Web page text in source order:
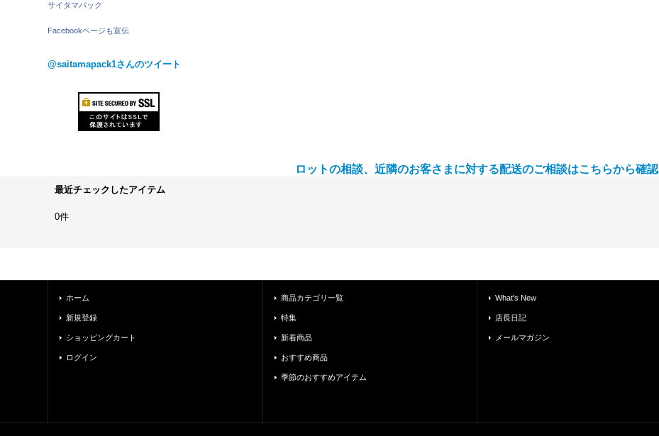
サイタマパック
Facebookページも宣伝
@saitamapack1さんのツイート
ロットの相談、近隣のお客さまに対する配送のご相談はこちらから確認
最近チェックしたアイテム
0件
ホーム
新規登録
ショッピングカート
ログイン
商品カテゴリ一覧
特集
新着商品
おすすめ商品
季節のおすすめアイテム
What's New
店長日記
メールマガジン